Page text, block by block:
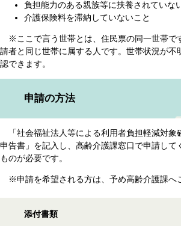
負担能力のある親族等に扶養されていな
介護保険料を滞納していないこと
※ここで言う世帯とは、住民票の同一世帯で
請者と同じ世帯に属する人です。世帯状況が不
認できます。
申請の方法
「社会福祉法人等による利用者負担軽減対象
申告書」を記入し、高齢介護課窓口で申請して
ものが必要です。
※申請を希望される方は、予め高齢介護課へ
添付書類